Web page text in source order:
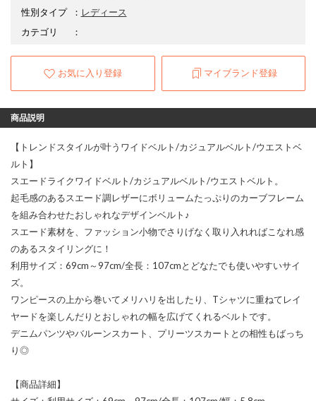
性別タイプ
： レディース
カテゴリ
：
お気に入り登録 マイブランド登録
商品説明
【トレンドスタイルが叶うワイドベルト/カジュアルベルト/ウエストベ
ルト】
スエードライクワイドベルト/カジュアルベルト/ウエストベルト。
起毛感のあるスエード調レザーにボリュームたっぷりのカーブフレーム
を組み合わせたおしゃれなデザインベルト♪
スエード素材を、ファッション小物でさりげなく取り入れればこなれ感
のあるスタイリングに！
利用サイズ：69cm～97cm/全長：107cmとどなたでも使いやすいサイ
ズ。
ワンピースの上から巻いてメリハリを出したり、Tシャツに重ねてレイ
ヤードを楽しんだりとおしゃれの幅を広げてくれるベルトです。
デニムパンツやバルーンスカート、プリーツスカートとの相性もばっち
り◎
【商品詳細】